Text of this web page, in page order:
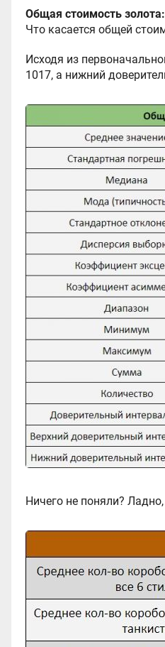
Общая стоимость
Что касается общей
Исходя из
1017, а нижний
Ничего не поняли?